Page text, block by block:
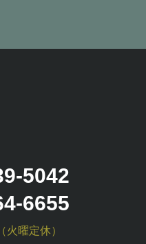
5042
6655
火曜定休）